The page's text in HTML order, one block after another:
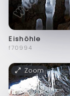
Eishöhle
f70994
Zoom